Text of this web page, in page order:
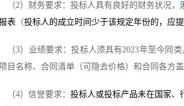
（2） 财务要求：投标人具有良好的财务状况，
表 （投标人的成立时间少于该规定年份的，应
（3） 业绩要求：投标人须具有2023年至今 同
目名称、合同清单（可隐去价格）和合同各方盖
（4） 信誉要求： 投标人或投标产品未在国家、